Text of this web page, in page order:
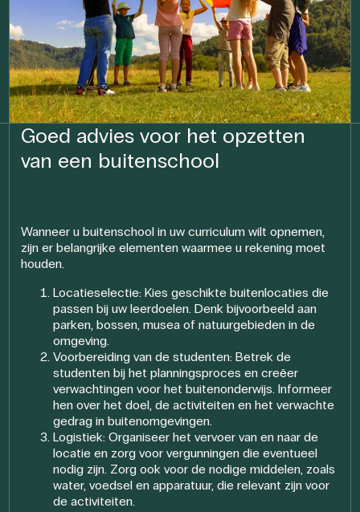
Goed advies voor het opzetten
van een buitenschool
Wanneer u buitenschool in uw curriculum wilt opnemen,
zijn er belangrijke elementen waarmee u rekening moet
houden.
Locatieselectie: Kies geschikte buitenlocaties die
passen bij uw leerdoelen. Denk bijvoorbeeld aan
parken, bossen, musea of natuurgebieden in de
omgeving.
Voorbereiding van de studenten: Betrek de
studenten bij het planningsproces en creëer
verwachtingen voor het buitenonderwijs. Informeer
hen over het doel, de activiteiten en het verwachte
gedrag in buitenomgevingen.
Logistiek: Organiseer het vervoer van en naar de
locatie en zorg voor vergunningen die eventueel
nodig zijn. Zorg ook voor de nodige middelen, zoals
water, voedsel en apparatuur, die relevant zijn voor
de activiteiten.